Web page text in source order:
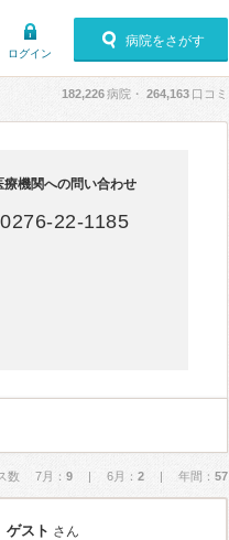
ログイン
病院をさがす
182,226病院・ 264,163 口コミ
療機関への問い合わせ
0276-22-1185
数 7月： 9 | 6月： 2 | 年間： 57
ゲスト さん